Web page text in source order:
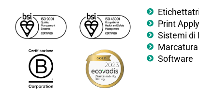
Print Apply
Sistemi di
Software